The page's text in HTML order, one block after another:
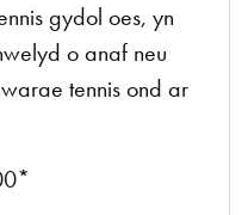
gydol oes, yn
o anaf neu
tennis ond ar